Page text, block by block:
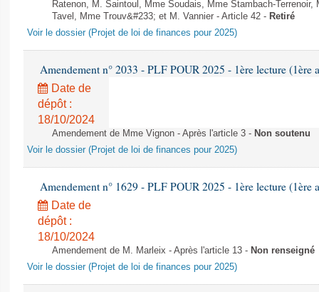
Ratenon, M. Saintoul, Mme Soudais, Mme Stambach-
Tavel, Mme Trouv&#233; et M. Vannier - Article 42 - Retiré
Voir le dossier (Projet de loi de finances pour 2025)
Amendement n° 2033 - PLF POUR 2025 - 1ère lecture (1ère
Date de
dépôt :
18/10/2024
Amendement de Mme Vignon - Après l'article 3 - Non soutenu
Voir le dossier (Projet de loi de finances pour 2025)
Amendement n° 1629 - PLF POUR 2025 - 1ère lecture (1ère
Date de
dépôt :
18/10/2024
Amendement de M. Marleix - Après l'article 13 - Non renseigné
Voir le dossier (Projet de loi de finances pour 2025)